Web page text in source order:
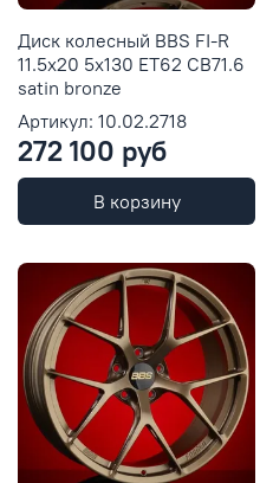
Диск колесный BBS FI-R
11.5x20 5x130 ET62 CB71.6
satin bronze
Артикул: 10.02.2718
272 100 руб
В корзину